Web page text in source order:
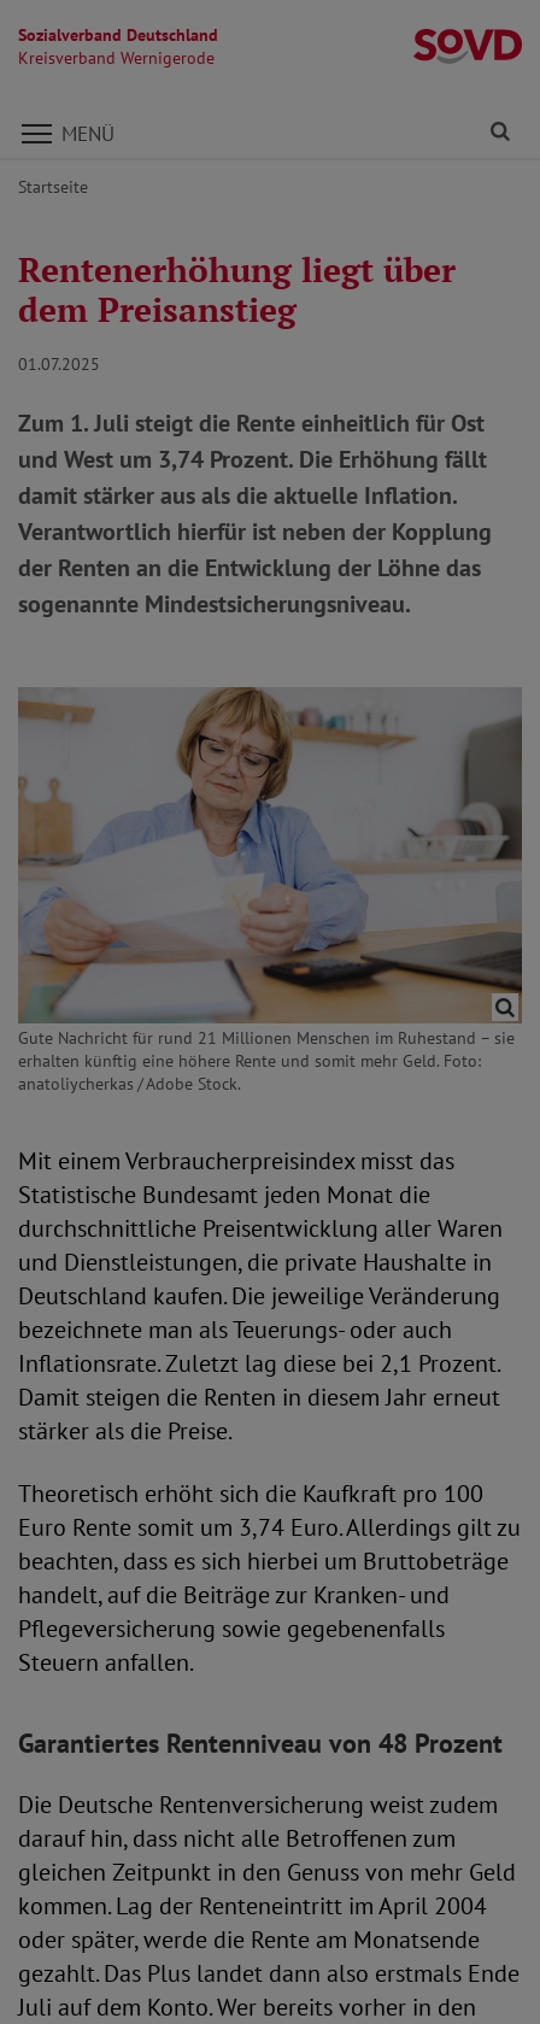
Sozialverband Deutschland
Kreisverband Wernigerode
Direkt zu den Inhalten springen
MENÜ
Startseite
Rentenerhöhung liegt über
dem Preisanstieg
01.07.2025
Zum 1. Juli steigt die Rente einheitlich für Ost
und West um 3,74 Prozent. Die Erhöhung fällt
damit stärker aus als die aktuelle Inflation.
Verantwortlich hierfür ist neben der Kopplung
der Renten an die Entwicklung der Löhne das
sogenannte Mindestsicherungsniveau.
Gute Nachricht für rund 21 Millionen Menschen im Ruhestand – sie
erhalten künftig eine höhere Rente und somit mehr Geld. Foto:
anatoliycherkas / Adobe Stock.
Mit einem Verbraucherpreisindex misst das
Statistische Bundesamt jeden Monat die
durchschnittliche Preisentwicklung aller Waren
und Dienstleistungen, die private Haushalte in
Deutschland kaufen. Die jeweilige Veränderung
bezeichnete man als Teuerungs- oder auch
Inflationsrate. Zuletzt lag diese bei 2,1 Prozent.
Damit steigen die Renten in diesem Jahr erneut
stärker als die Preise.
Theoretisch erhöht sich die Kaufkraft pro 100
Euro Rente somit um 3,74 Euro. Allerdings gilt zu
beachten, dass es sich hierbei um Bruttobeträge
handelt, auf die Beiträge zur Kranken- und
Pflegeversicherung sowie gegebenenfalls
Steuern anfallen.
Garantiertes Rentenniveau von 48 Prozent
Die Deutsche Rentenversicherung weist zudem
darauf hin, dass nicht alle Betroffenen zum
gleichen Zeitpunkt in den Genuss von mehr Geld
kommen. Lag der Renteneintritt im April 2004
oder später, werde die Rente am Monatsende
gezahlt. Das Plus landet dann also erstmals Ende
Juli auf dem Konto. Wer bereits vorher in den